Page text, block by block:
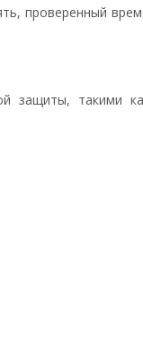
проверенный
защиты, такими